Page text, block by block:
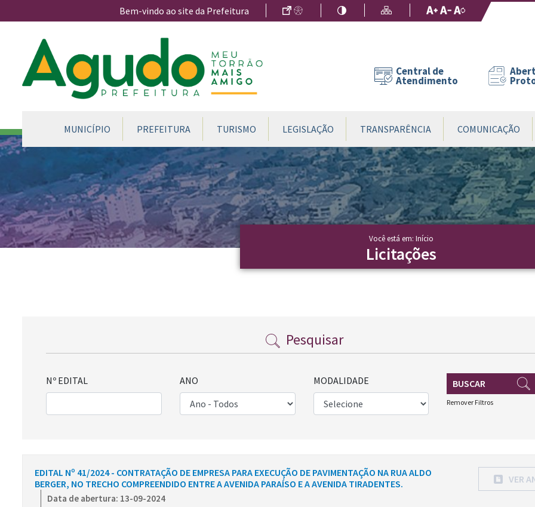
Bem-vindo ao site da Prefeitura Ir para o Conteúdo
AcessibilidadeAlto ContrasteMapa do Site Aumentar
Diminuir
Fonte Original
Central de
Atendimento
CONTEÚDO DO MENU
MUNICÍPIO PREFEITURA TURISMO LEGISLAÇÃO TRANSPARÊNCIA COMUNICAÇÃO
Conteúdo Principal
Você está em: Início
Licitações
Pesquisar
Nº EDITAL ANO MODALIDADE BUSCAR
Remover Filtros
EDITAL Nº 41/2024 - CONTRATAÇÃO DE EMPRESA PARA EXECUÇÃO DE PAVIMENTAÇÃO NA RUA ALDO
BERGER, NO TRECHO COMPREENDIDO ENTRE A AVENIDA PARAÍSO E A AVENIDA TIRADENTES.
Data de abertura: 13-09-2024
VER